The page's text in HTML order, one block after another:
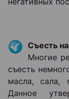
Съесть
Многие
съесть
масла, сала,
Данное